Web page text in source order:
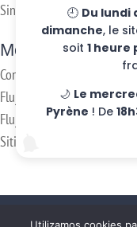
Sin clasificar
Meta
Conexión
Flujo de publicaciones
Flujo de comentarios
Sitio web de WordPress-FR
🕘 Du lundi
dimanche, le
soit 1 heure
🌙 Le
Pyrène ! De